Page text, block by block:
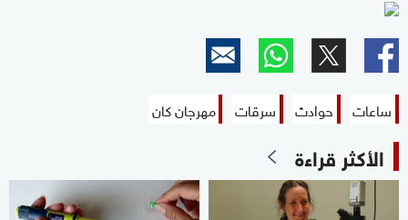
ساعات حوادث سرقات مهرجان كان
الأكثر قراءة